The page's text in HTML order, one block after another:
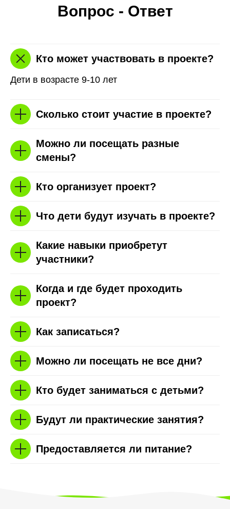
Вопрос - Ответ
Кто может участвовать в проекте?
Дети в возрасте 9-10 лет
Сколько стоит участие в проекте?
Можно ли посещать разные
смены?
Кто организует проект?
Что дети будут изучать в проекте?
Какие навыки приобретут
участники?
Когда и где будет проходить
проект?
Как записаться?
Можно ли посещать не все дни?
Кто будет заниматься с детьми?
Будут ли практические занятия?
Предоставляется ли питание?